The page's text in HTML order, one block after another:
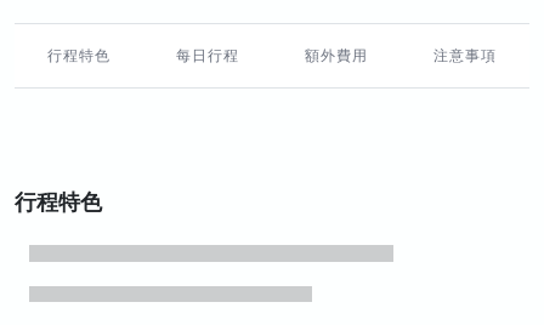
行程特色 每日行程 額外費用 注意事項
行程特色